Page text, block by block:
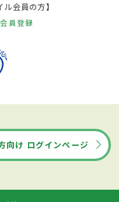
ル会員の方】
会員登録
向け ログインページ